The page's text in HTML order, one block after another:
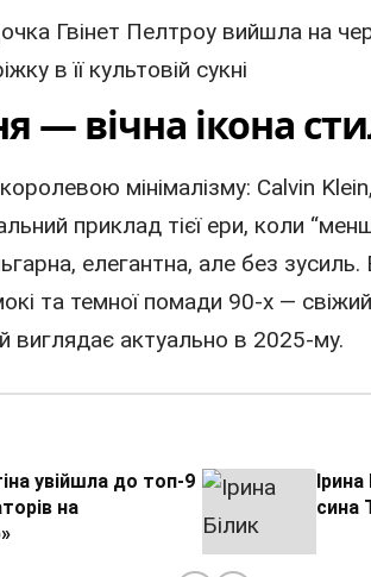
— вічна ікона
мінімалізму: Calvin
приклад тієї ери, коли
елегантна, але без зусиль.
та темної помади 90-х —
виглядає актуально в 2025-му.
увійшла до топ-9
на
сина